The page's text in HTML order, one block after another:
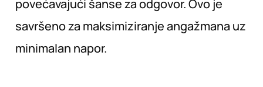
povećavajući šanse za odgovor. Ovo je
savršeno za maksimiziranje angažmana uz
minimalan napor.